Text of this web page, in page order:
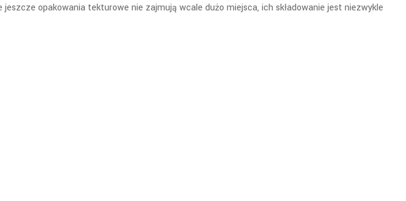
opakowania tekturowe nie zajmują wcale dużo miejsca, ich składowanie jest niezwykle